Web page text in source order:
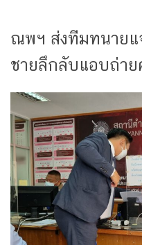
ณพฯ ส่งทีมทนายแ
ชายลึกลับแอบถ่าย